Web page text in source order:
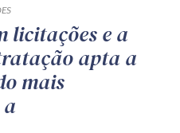
licitações e a
apta a
mais